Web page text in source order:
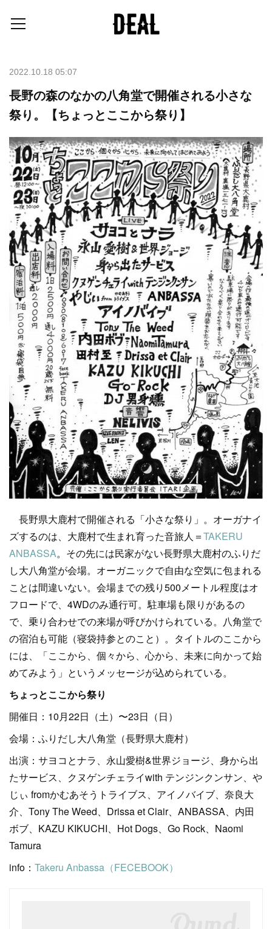
2022.10.18 05:07
長野の森のなかの八角堂で開催される小さな
祭り。【ちょっとここから祭り】
長野県大鹿村で開催される「小さな祭り」。オーガナイ
ズするのは、大鹿村で生まれ育った音旅人＝TAKERU
ANBASSA。その先には民家がない長野県大鹿村のふりだ
し大八角堂が会場。オーガニックで自由な空気に包まれる
ことは間違いない。会場までの残り500メートル程度はオ
フロードで、4WDのみ通行可。駐車場も限りがあるの
で、乗り合わせでの来場が呼びかけられている。八角堂で
の宿泊も可能（寝袋持参とのこと）。タイトルのここから
には、「ここから、個々から、心から、未来に向かって始
めてみよう」というメッセージが込められている。
ちょっとここから祭り
開催日：10月22日（土）〜23日（日）
会場：ふりだし大八角堂（長野県大鹿村）
出演：サヨコとナラ、永山愛樹&世界ジョージ、身から出
たサービス、クヌゲンチェライwith テンジンクンサン、や
じぃ fromかむあそうトライブス、アイノバイブ、奈良大
介、Tony The Weed、Drissa et Clair、ANBASSA、内田
ボブ、KAZU KIKUCHI、Hot Dogs、Go Rock、Naomi
Tamura
info： Takeru Anbassa（FECEBOOK）